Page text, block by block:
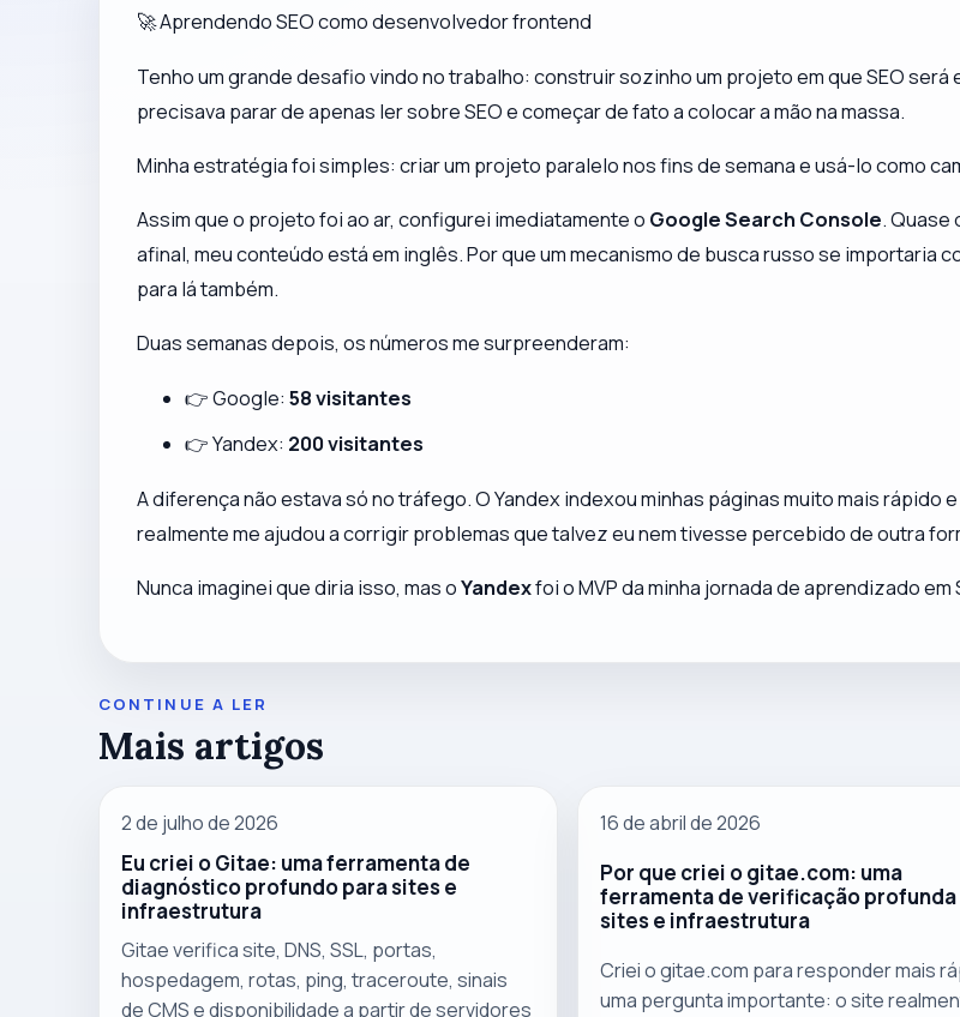
🚀 Aprendendo SEO como desenvolvedor frontend
Tenho um grande desafio vindo no trabalho: construir sozinho um projeto em que SEO será
precisava parar de apenas ler sobre SEO e começar de fato acolocar a mão na massa.
Minha estratégia foi simples: criar um projeto paralelo nos fins de semana e usá-lo como
Assim que o projeto foi ao ar, configurei imediatamente o Google Search Console.
afinal, meu conteúdo está em inglês. Por que um mecanismo de busca russo se importaria
para lá também.
Duas semanas depois, os números me surpreenderam:
👉 Google:58 visitantes
👉 Yandex: 200 visitantes
A diferença não estava só no tráfego. O Yandex indexou minhas páginas muito mais
realmente me ajudou a corrigir problemas que talvez eu nem tivesse percebido de outra
Nunca imaginei que diria isso, mas oYandexfoi o MVP da minha jornada de aprendizado em
CONTINUE A LER
Mais artigos
2 de julho de 2026
Eu criei o Gitae: uma ferramenta de
diagnóstico profundo para sites e
infraestrutura
Gitae verifica site, DNS, SSL, portas,
hospedagem, rotas, ping, traceroute, sinais
de CMS e disponibilidade a partir de servidores
16 de abril de 2026
Por que criei o gitae.com: uma
ferramenta de verificação profunda
sites e infraestrutura
Criei o gitae.com para responder mais
uma pergunta importante: o site